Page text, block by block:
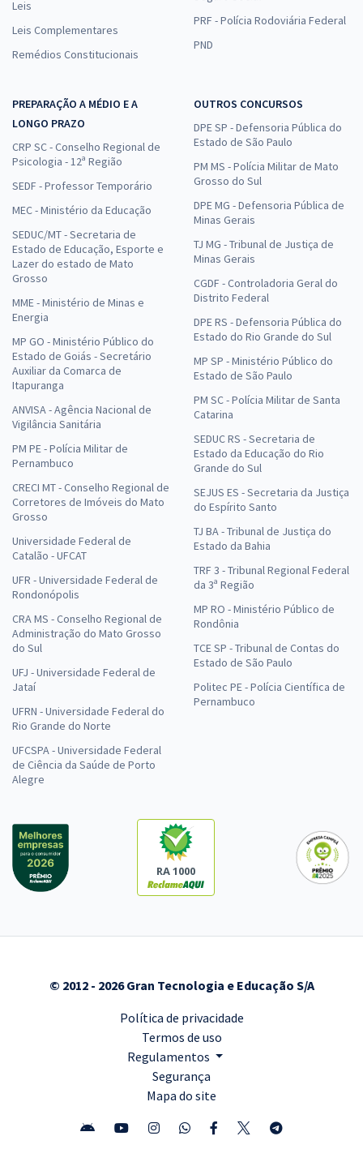
Leis
Leis Complementares
Remédios Constitucionais
PRF - Polícia Rodoviária Federal
PND
PREPARAÇÃO A MÉDIO E A
LONGO PRAZO
CRP SC - Conselho Regional de
Psicologia - 12ª Região
SEDF - Professor Temporário
MEC - Ministério da Educação
SEDUC/MT - Secretaria de
Estado de Educação, Esporte e
Lazer do estado de Mato
Grosso
MME - Ministério de Minas e
Energia
MP GO - Ministério Público do
Estado de Goiás - Secretário
Auxiliar da Comarca de
Itapuranga
ANVISA - Agência Nacional de
Vigilância Sanitária
PM PE - Polícia Militar de
Pernambuco
CRECI MT - Conselho Regional de
Corretores de Imóveis do Mato
Grosso
Universidade Federal de
Catalão - UFCAT
UFR - Universidade Federal de
Rondonópolis
CRA MS - Conselho Regional de
Administração do Mato Grosso
do Sul
UFJ - Universidade Federal de
Jataí
UFRN - Universidade Federal do
Rio Grande do Norte
UFCSPA - Universidade Federal
de Ciência da Saúde de Porto
Alegre
OUTROS CONCURSOS
DPE SP - Defensoria Pública do
Estado de São Paulo
PM MS - Polícia Militar de Mato
Grosso do Sul
DPE MG - Defensoria Pública de
Minas Gerais
TJ MG - Tribunal de Justiça de
Minas Gerais
CGDF - Controladoria Geral do
Distrito Federal
DPE RS - Defensoria Pública do
Estado do Rio Grande do Sul
MP SP - Ministério Público do
Estado de São Paulo
PM SC - Polícia Militar de Santa
Catarina
SEDUC RS - Secretaria de
Estado da Educação do Rio
Grande do Sul
SEJUS ES - Secretaria da Justiça
do Espírito Santo
TJ BA - Tribunal de Justiça do
Estado da Bahia
TRF 3 - Tribunal Regional Federal
da 3ª Região
MP RO - Ministério Público de
Rondônia
TCE SP - Tribunal de Contas do
Estado de São Paulo
Politec PE - Polícia Científica de
Pernambuco
RA 1000
© 2012 - 2026 Gran Tecnologia e Educação S/A
Política de privacidade
Termos de uso
Regulamentos
Segurança
Mapa do site